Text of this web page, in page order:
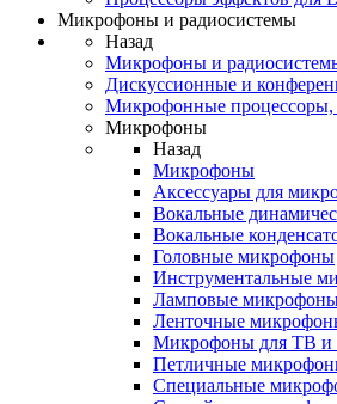
Микрофоны и радиосистемы
Назад
Микрофоны и
Дискуссионные и
Микрофонные
Микрофоны
Назад
Микрофоны
Аксессуары для
Вокальные
Вокальные
Головные микрофоны
Инструментальные
Ламповые
Ленточные
Микрофоны для ТВ и
Петличные
Специальные